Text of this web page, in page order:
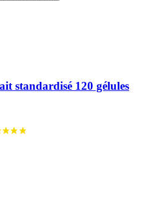
standardisé 120 gélules